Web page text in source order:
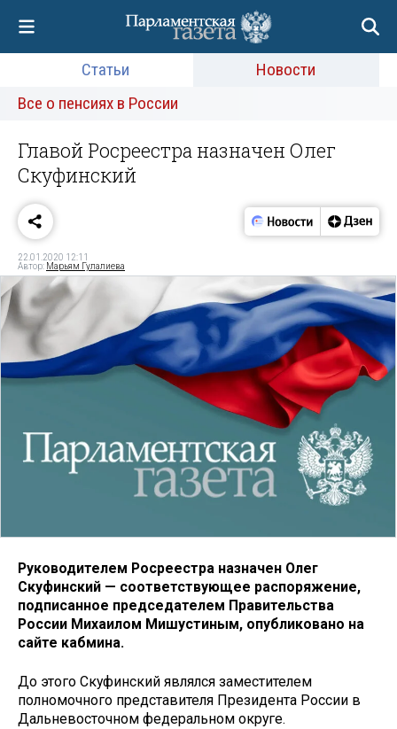
Статьи
Новости
Все о пенсиях в России
Главой Росреестра назначен Олег
Скуфинский
22.01.2020 12:11
Автор: Марьям Гулалиева
Руководителем Росреестра назначен Олег
Скуфинский — соответствующее распоряжение,
подписанное председателем Правительства
России Михаилом Мишустиным, опубликовано на
сайте кабмина.
До этого Скуфинский являлся заместителем
полномочного представителя Президента России в
Дальневосточном федеральном округе.